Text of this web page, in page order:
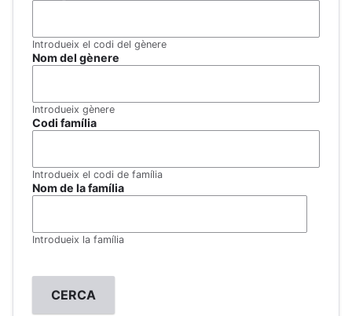
Introdueix el codi del gènere
Nom del gènere
Introdueix gènere
Codi família
Introdueix el codi de família
Nom de la família
Introdueix la família